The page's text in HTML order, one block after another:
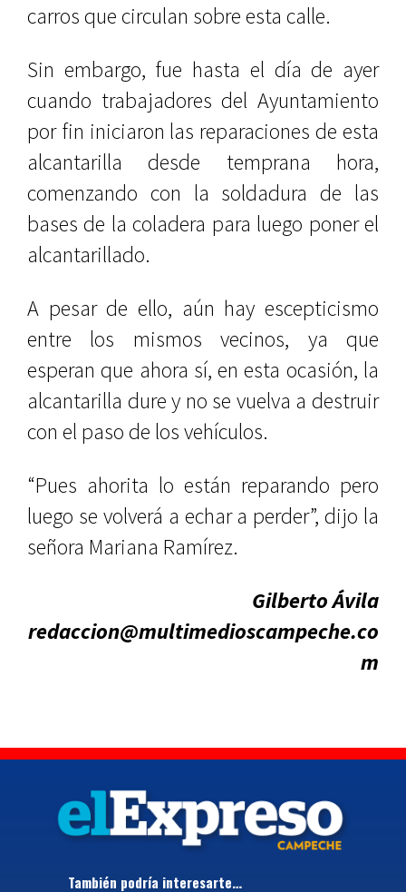
carros que circulan sobre esta calle.
Sin embargo, fue hasta el día de ayer
cuando trabajadores del Ayuntamiento
por fin iniciaron las reparaciones de esta
alcantarilla desde temprana hora,
comenzando con la soldadura de las
bases de la coladera para luego poner el
alcantarillado.
A pesar de ello, aún hay escepticismo
entre los mismos vecinos, ya que
esperan que ahora sí, en esta ocasión, la
alcantarilla dure y no se vuelva a destruir
con el paso de los vehículos.
“Pues ahorita lo están reparando pero
luego se volverá a echar a perder”, dijo la
señora Mariana Ramírez.
Gilberto Ávila
redaccion@multimedioscampeche.co
m
También podría interesarte…